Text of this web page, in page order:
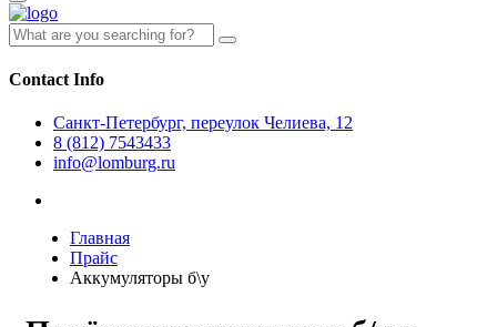
Contact Info
Санкт-Петербург, переулок Челиева, 12
8 (812) 7543433
info@lomburg.ru
Главная
Прайс
Аккумуляторы б\у